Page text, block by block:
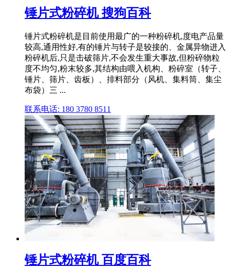
锤片式粉碎机 搜狗百科
锤片式粉碎机是目前使用最广的一种粉碎机,度电产品量
较高,通用性好,有的锤片与转子是较接的、金属异物进入
粉碎机后,只是击破筛片,不会发生重大事故,但粉碎物粒
度不均匀,粉末较多,其结构由喂入机构、粉碎室（转子、
锤片、筛片、齿板）、排料部分（风机、集料筒、集尘
布袋）三 ...
联系电话: 180 3780 8511
锤片式粉碎机 百度百科